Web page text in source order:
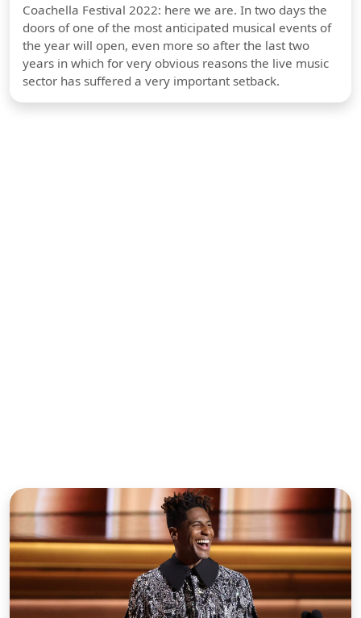
Coachella Festival 2022: here we are. In two days the
doors of one of the most anticipated musical events of
the year will open, even more so after the last two
years in which for very obvious reasons the live music
sector has suffered a very important setback.